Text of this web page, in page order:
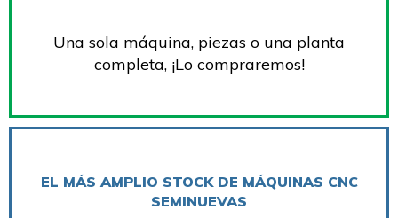
Una sola máquina, piezas o una planta
completa, ¡Lo compraremos!
EL MÁS AMPLIO STOCK DE MÁQUINAS CNC
SEMINUEVAS